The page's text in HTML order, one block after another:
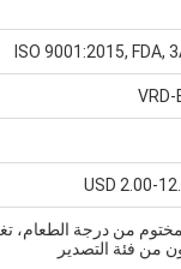
ISO 9001:2015, FDA,
VRD-
USD 2.00-
من درجة الطعام،
من فئة التصدير